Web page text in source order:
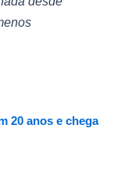
20 anos e chega